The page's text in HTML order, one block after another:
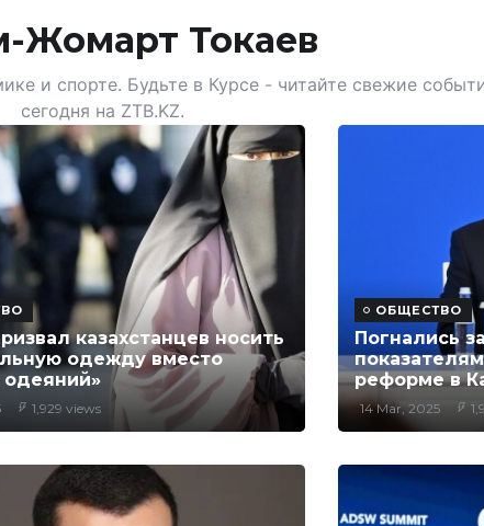
Жомарт Токаев
и спорте. Будьте в Курсе - читайте свежие
сегодня на ZTB.KZ.
казахстанцев носить
одежду вместо
1,929 views
ОБЩЕСТВО
Погнались
реформе в
14 Mar, 2025